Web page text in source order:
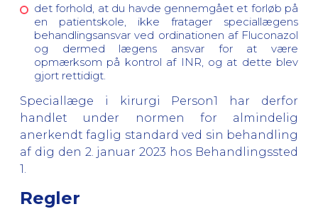
det forhold, at du havde gennemgået et forløb på
en patientskole, ikke fratager speciallægens
behandlingsansvar ved ordinationen af Fluconazol
og dermed lægens ansvar for at være
opmærksom på kontrol af INR, og at dette blev
gjort rettidigt.
Speciallæge i kirurgi Person1 har derfor
handlet under normen for almindelig
anerkendt faglig standard ved sin behandling
af dig den 2. januar 2023 hos Behandlingssted
1.
Regler